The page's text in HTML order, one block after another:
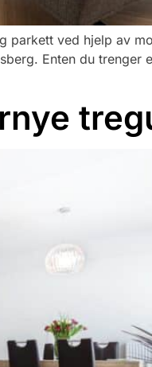
parkett ved hjelp av
Enten du trenger